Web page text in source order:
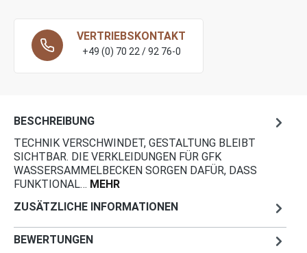
VERTRIEBSKONTAKT
+49 (0) 70 22 / 92 76-0
BESCHREIBUNG
TECHNIK VERSCHWINDET, GESTALTUNG BLEIBT
SICHTBAR. DIE VERKLEIDUNGEN FÜR GFK
WASSERSAMMELBECKEN SORGEN DAFÜR, DASS
FUNKTIONAL… MEHR
ZUSÄTZLICHE INFORMATIONEN
BEWERTUNGEN